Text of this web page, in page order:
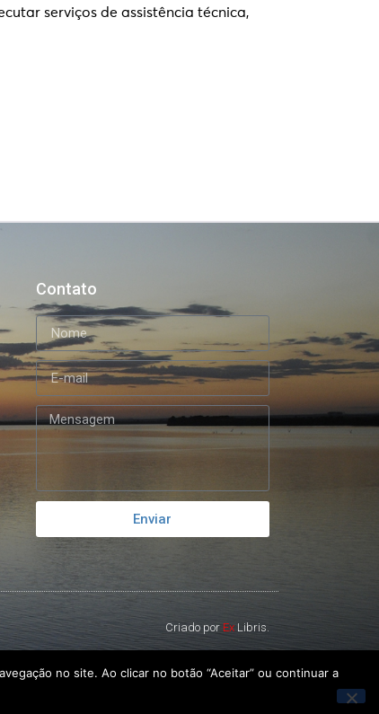
serviços de assistência técnica,
Contato
Enviar
Criado por Ex Libris.
no site. Ao clicar no botão “Aceitar” ou continuar a